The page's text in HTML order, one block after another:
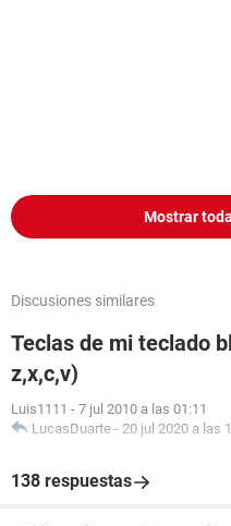
Mostrar
Discusiones similares
Teclas de mi teclado
z,x,c,v)
Luis1111 - 7 jul 2010 a las 01:11
LucasDuarte - 20 jul 2020 a las
138 respuestas